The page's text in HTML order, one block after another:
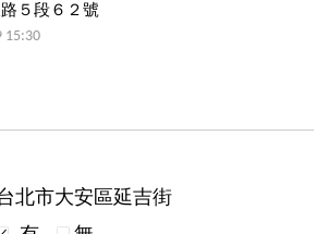
５段６２號
15:30
北市大安區延吉街